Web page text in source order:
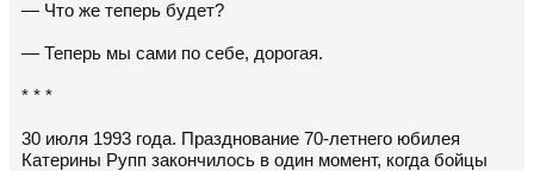
— Что же теперь будет?
— Теперь мы сами по себе, дорогая.
* * *
30 июля 1993 года. Празднование 70-летнего юбилея
Катерины Рупп закончилось в один момент, когда бойцы